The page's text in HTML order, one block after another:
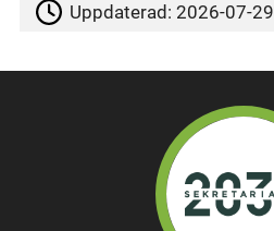
Uppdaterad:2026-07-29